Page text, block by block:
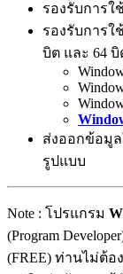
รองรับการ
รองรับการใ
บิต และ 64
ส่งออกข้อมู
รูปแบบ
Note : โปรแกรม
(Program
(FREE) ท่านไม่ต้